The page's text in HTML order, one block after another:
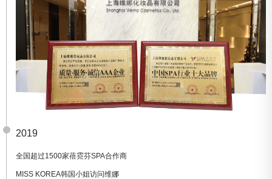
2019
全国超过1500家蓓霓芬SPA合作商
MISS KOREA韩国小姐访问维娜